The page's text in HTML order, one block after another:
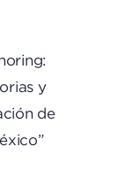
y
de